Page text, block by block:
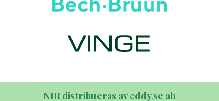
NIR distribueras av eddy.se ab